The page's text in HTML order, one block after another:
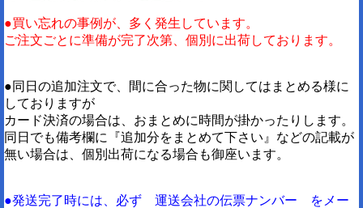
●買い忘れの事例が、多く発生しています。
ご注文ごとに準備が完了次第、個別に出荷しております。
●同日の追加注文で、間に合った物に関してはまとめる様に
しておりますが
カード決済の場合は、おまとめに時間が掛かったりします。
同日でも備考欄に『追加分をまとめて下さい』などの記載が
無い場合は、個別出荷になる場合も御座います。
●発送完了時には、必ず 運送会社の伝票ナンバー をメー